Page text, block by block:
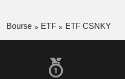
Bourse ETF ETF CSNKY